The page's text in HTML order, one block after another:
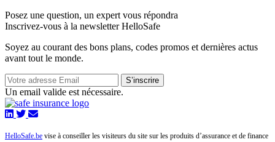
Posez une question, un expert vous répondra
Inscrivez-vous à la newsletter HelloSafe
Soyez au courant des bons plans, codes promos et dernières actus
avant tout le monde.
S’inscrire
Un email valide est nécessaire.
HelloSafe.be vise à conseiller les visiteurs du site sur les produits d’assurance et de finance